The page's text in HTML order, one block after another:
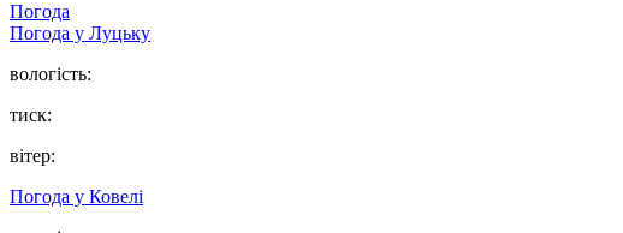
Погода
Погода у Луцьку
вологість:
тиск:
вітер:
Погода у Ковелі